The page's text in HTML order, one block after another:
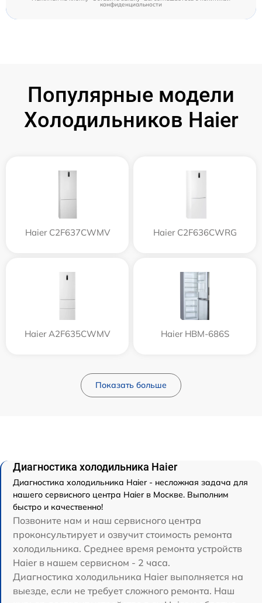
конфиденциальности
Популярные модели
Холодильников Haier
Haier C2F637CWMV Haier C2F636CWRG
Haier A2F635CWMV Haier HBM-686S
Показать больше
Диагностика холодильника Haier
Диагностика холодильника Haier - несложная задача для
нашего сервисного центра Haier в Москве. Выполним
быстро и качественно!
Позвоните нам и наш сервисного центра
проконсультирует и озвучит стоимость ремонта
холодильника. Среднее время ремонта устройств
Haier в нашем сервисном - 2 часа.
Диагностика холодильника Haier выполняется на
выезде, если не требует сложного ремонта. Наш